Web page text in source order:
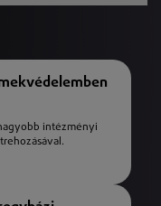
intézményi